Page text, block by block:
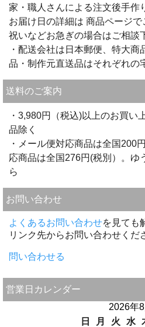
家・職人さんによる注文後手作
お届け日の詳細は 商品ページ
祝いなどお急ぎの場合はご相談
・配送会社は日本郵便、特大
品・制作元直送品はそれぞれの
送料のご案内
・3,980円（税込)以上のお買
品除く
・メール便対応商品は全国200
応商品は全国276円(税別）。ゆ
ら
お問い合わせ
よくあるお問い合わせを見ても
リンク先からお問い合わせくだ
問い合わせる
営業日カレンダー
2026年8
日
月 火 水